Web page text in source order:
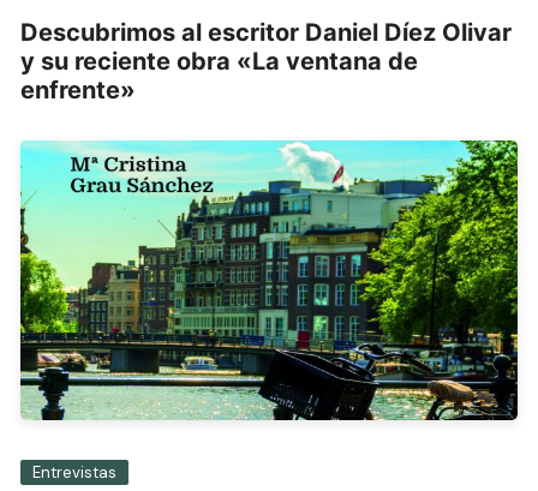
Descubrimos al escritor Daniel Díez Olivar
y su reciente obra «La ventana de
enfrente»
Entrevistas